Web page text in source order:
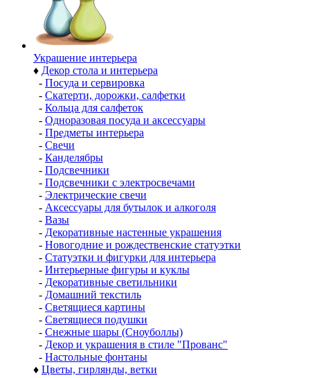
Украшение интерьера
♦ Декор стола и интерьера
- Посуда и сервировка
- Скатерти, дорожки, салфетки
- Кольца для салфеток
- Одноразовая посуда и аксессуары
- Предметы интерьера
- Свечи
- Канделябры
- Подсвечники
- Подсвечники с электросвечами
- Электрические свечи
- Аксессуары для бутылок и алкоголя
- Вазы
- Декоративные настенные украшения
- Новогодние и рождественские статуэтки
- Статуэтки и фигурки для интерьера
- Интерьерные фигуры и куклы
- Декоративные светильники
- Домашний текстиль
- Светящиеся картины
- Светящиеся подушки
- Снежные шары (Сноуболлы)
- Декор и украшения в стиле "Прованс"
- Настольные фонтаны
♦ Цветы, гирлянды, ветки